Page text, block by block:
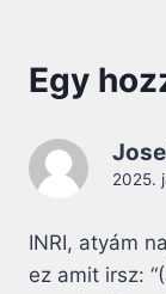
Egy
2025.
INRI, atyám
ez amit irsz: